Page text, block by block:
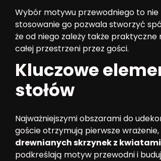
Wybór motywu przewodniego to
stosowanie go pozwala stworzyć
że od niego zależy także
całej przestrzeni przez gości.
Kluczowe
stołów
Najważniejszymi obszarami do
goście otrzymują pierwsze
drewnianych skrzynek z
podkreślają motyw przewodni i